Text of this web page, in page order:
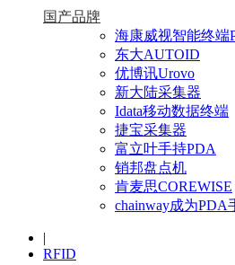
国产品牌
海康威视智能终端
东大AUTOID
优博讯Urovo
新大陆采集器
Idata移动数据终端
捷宝采集器
富立叶手持PDA
销邦盘点机
肯麦思COREWISE
chainway成为PDA
|
RFID